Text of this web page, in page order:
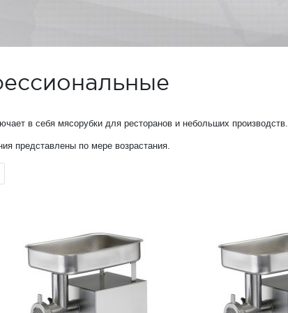
в себя мясорубки для ресторанов и небольших производств.
представлены по мере возрастания.